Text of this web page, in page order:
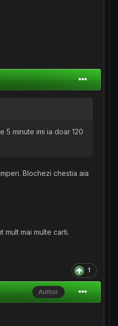
5 minute imi ia doar 120
Blochezi chestia aia
mai multe carti.
1
Author